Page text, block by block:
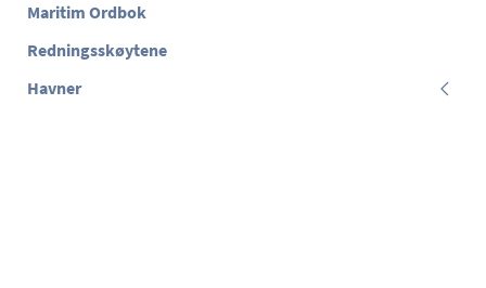
Maritim Ordbok
Redningsskøytene
Havner